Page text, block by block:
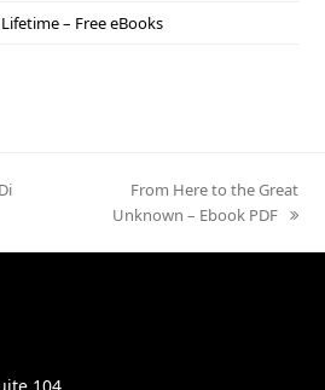
– Free eBooks
next
post:
From Here to the Great
Unknown – Ebook PDF